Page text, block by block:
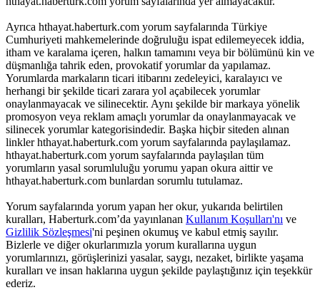
Ayrıca hthayat.haberturk.com yorum sayfalarında Türkiye
Cumhuriyeti mahkemelerinde doğruluğu ispat edilemeyecek iddia,
itham ve karalama içeren, halkın tamamını veya bir bölümünü kin ve
düşmanlığa tahrik eden, provokatif yorumlar da yapılamaz.
Yorumlarda markaların ticari itibarını zedeleyici, karalayıcı ve
herhangi bir şekilde ticari zarara yol açabilecek yorumlar
onaylanmayacak ve silinecektir. Aynı şekilde bir markaya yönelik
promosyon veya reklam amaçlı yorumlar da onaylanmayacak ve
silinecek yorumlar kategorisindedir. Başka hiçbir siteden alınan
linkler hthayat.haberturk.com yorum sayfalarında paylaşılamaz.
hthayat.haberturk.com yorum sayfalarında paylaşılan tüm
yorumların yasal sorumluluğu yorumu yapan okura aittir ve
hthayat.haberturk.com bunlardan sorumlu tutulamaz.
Yorum sayfalarında yorum yapan her okur, yukarıda belirtilen
kuralları, Haberturk.com’da yayınlanan Kullanım Koşulları'nı ve
Gizlilik Sözleşmesi'ni peşinen okumuş ve kabul etmiş sayılır.
Bizlerle ve diğer okurlarımızla yorum kurallarına uygun
yorumlarınızı, görüşlerinizi yasalar, saygı, nezaket, birlikte yaşama
kuralları ve insan haklarına uygun şekilde paylaştığınız için teşekkür
ederiz.